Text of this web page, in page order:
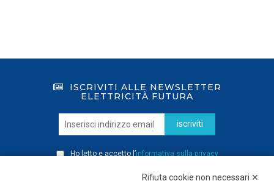
ISCRIVITI ALLE NEWSLETTER
ELETTRICITÀ FUTURA
iscriviti
Ho letto e accetto l’informativa sulla privacy
Rifiuta cookie non necessari ✕